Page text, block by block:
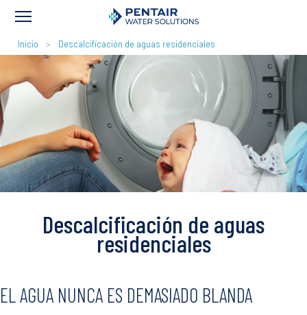
RUTA
DE
NAVEGACIÓN
Inicio Descalcificación de aguas residenciales
Descalcificación de aguas
residenciales
EL AGUA NUNCA ES DEMASIADO BLANDA